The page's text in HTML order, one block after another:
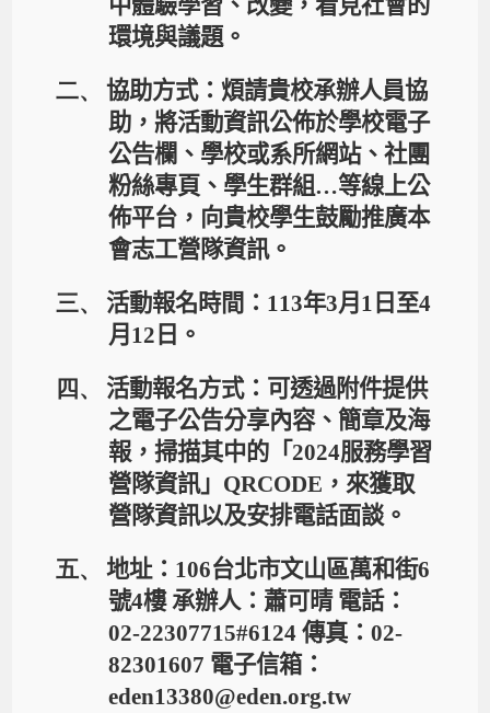
中體驗學習、改變，看見社會的
環境與議題。
二、
協助方式：煩請貴校承辦人員協
助，將活動資訊公佈於學校電子
公告欄、學校或系所網站、社團
粉絲專頁、學生群組…等線上公
佈平台，向貴校學生鼓勵推廣本
會志工營隊資訊。
三、 活動報名時間： 113年3月 1 日至4
月 12 日。
四、
活動報名方式：可透過附件提供
之電子公告分享內容、簡章及海
報，掃描其中的「2024服務學習
營隊資訊」 QRCODE ，來獲取
營隊資訊以及安排電話面談。
五、 地址： 106台北市文山區萬和街6
號4樓 承辦人：蕭可晴 電話：
02-22307715#6124 傳真： 02-
82301607 電子信箱：
eden13380@eden.org.tw